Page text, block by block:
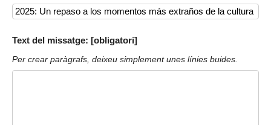
Text del missatge: [obligatori]
Per crear paràgrafs, deixeu simplement unes línies buides.